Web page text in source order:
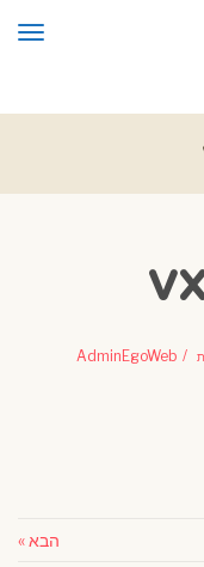
vxzx
csdf
AdminEgoWeb
הבא »